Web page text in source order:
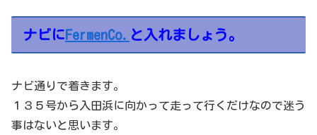
ナビにFermenCo. と入れましょう。
ナビ通りで着きます。
１３５号から入田浜に向かって走って行くだけなので迷う
事はないと思います。